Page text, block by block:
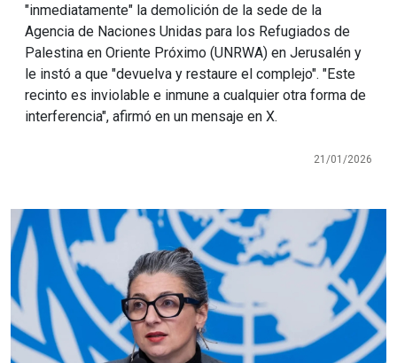
"inmediatamente" la demolición de la sede de la
Agencia de Naciones Unidas para los Refugiados de
Palestina en Oriente Próximo (UNRWA) en Jerusalén y
le instó a que "devuelva y restaure el complejo". "Este
recinto es inviolable e inmune a cualquier otra forma de
interferencia", afirmó en un mensaje en X.
21/01/2026
Imagen